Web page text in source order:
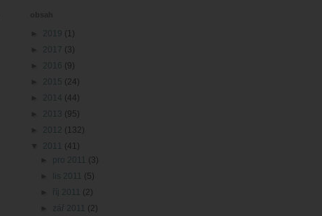
2019 (1)
2017 (3)
2016 (9)
2015 (24)
2014 (44)
2013 (95)
2012 (132)
2011 (41)
pro 2011 (3)
lis 2011 (5)
říj 2011 (2)
zář 2011 (2)